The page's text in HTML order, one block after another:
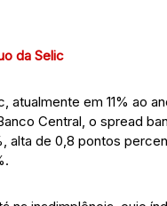
da Selic
em 11% ao
Central, o spread
de 0,8 pontos